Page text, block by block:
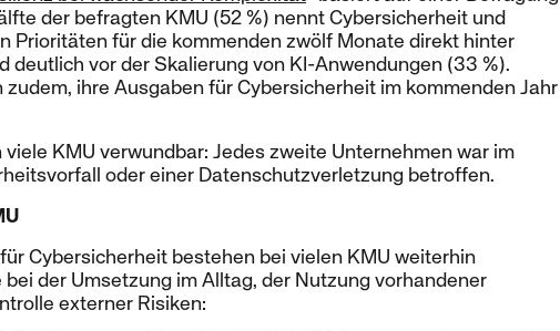
der befragten KMU (52 %) nennt Cybersicherheit und
Prioritäten für die kommenden zwölf Monate direkt hinter
deutlich vor der Skalierung von KI-Anwendungen (33 %).
ihre Ausgaben für Cybersicherheit im kommenden Jahr
KMU verwundbar: Jedes zweite Unternehmen war im
oder einer Datenschutzverletzung betroffen.
Cybersicherheit bestehen bei vielen KMU weiterhin
der Umsetzung im Alltag, der Nutzung vorhandener
externer Risiken: